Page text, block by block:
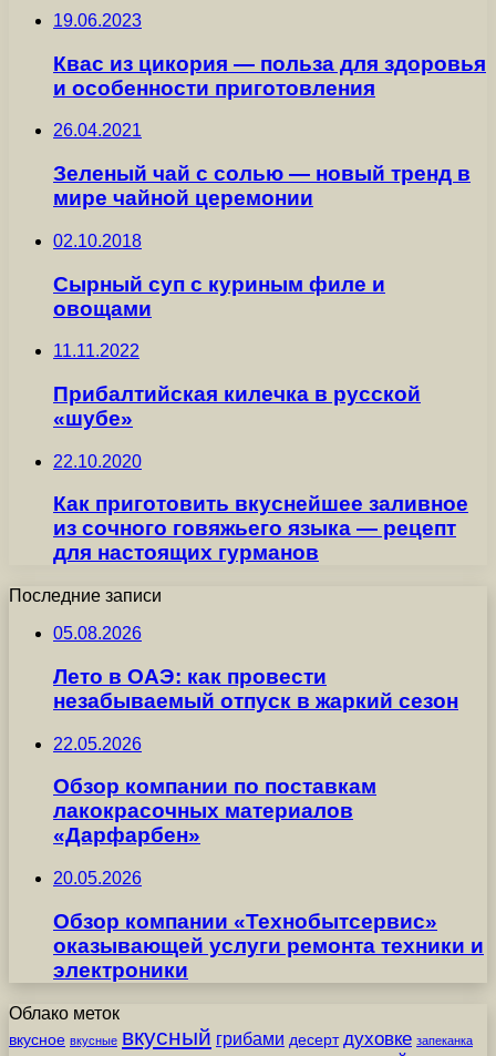
19.06.2023
Квас из цикория — польза для здоровья
и особенности приготовления
26.04.2021
Зеленый чай с солью — новый тренд в
мире чайной церемонии
02.10.2018
Сырный суп с куриным филе и
овощами
11.11.2022
Прибалтийская килечка в русской
«шубе»
22.10.2020
Как приготовить вкуснейшее заливное
из сочного говяжьего языка — рецепт
для настоящих гурманов
Последние записи
05.08.2026
Лето в ОАЭ: как провести
незабываемый отпуск в жаркий сезон
22.05.2026
Обзор компании по поставкам
лакокрасочных материалов
«Дарфарбен»
20.05.2026
Обзор компании «Технобытсервис»
оказывающей услуги ремонта техники и
электроники
Облако меток
вкусное вкусные вкусный грибами десерт духовке запеканка